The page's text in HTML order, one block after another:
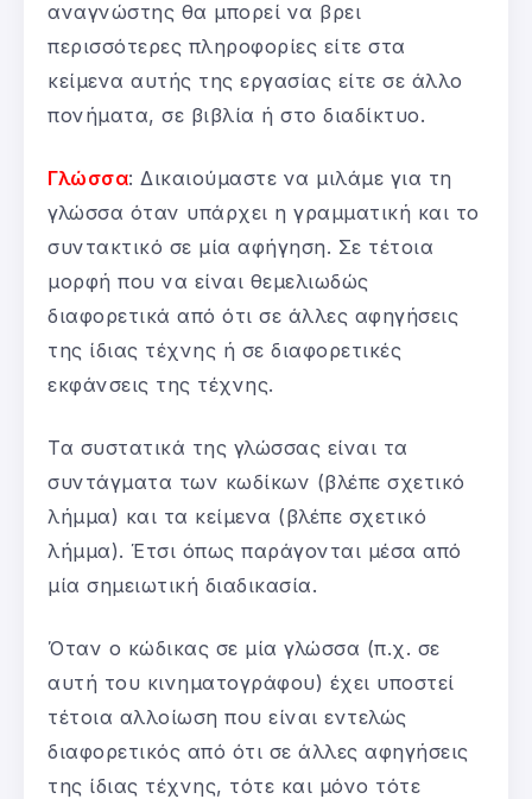
αναγνώστης θα μπορεί να βρει
περισσότερες πληροφορίες είτε στα
κείμενα αυτής της εργασίας είτε σε άλλο
πονήματα, σε βιβλία ή στο διαδίκτυο.
Γλώσσα: Δικαιούμαστε να μιλάμε για τη
γλώσσα όταν υπάρχει η γραμματική και το
συντακτικό σε μία αφήγηση. Σε τέτοια
μορφή που να είναι θεμελιωδώς
διαφορετικά από ότι σε άλλες αφηγήσεις
της ίδιας τέχνης ή σε διαφορετικές
εκφάνσεις της τέχνης.
Τα συστατικά της γλώσσας είναι τα
συντάγματα των κωδίκων (βλέπε σχετικό
λήμμα) και τα κείμενα (βλέπε σχετικό
λήμμα). Έτσι όπως παράγονται μέσα από
μία σημειωτική διαδικασία.
Όταν ο κώδικας σε μία γλώσσα (π.χ. σε
αυτή του κινηματογράφου) έχει υποστεί
τέτοια αλλοίωση που είναι εντελώς
διαφορετικός από ότι σε άλλες αφηγήσεις
της ίδιας τέχνης, τότε και μόνο τότε